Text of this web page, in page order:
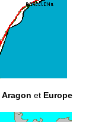
Aragon et Europe